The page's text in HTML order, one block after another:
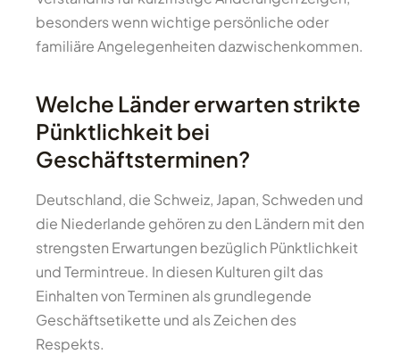
besonders wenn wichtige persönliche oder
familiäre Angelegenheiten dazwischenkommen.
Welche Länder erwarten strikte
Pünktlichkeit bei
Geschäftsterminen?
Deutschland, die Schweiz, Japan, Schweden und
die Niederlande gehören zu den Ländern mit den
strengsten Erwartungen bezüglich Pünktlichkeit
und Termintreue. In diesen Kulturen gilt das
Einhalten von Terminen als grundlegende
Geschäftsetikette und als Zeichen des
Respekts.